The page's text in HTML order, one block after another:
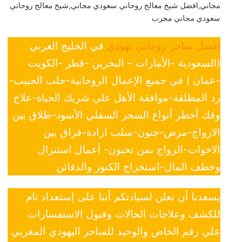
مجاني,افضل شيخ معالج روحاني سعودي مجاني,شيخ معالج روحاني
سعودي مجاني مجرب
افضل ساحر روحاني يهودي في الخليج العربي
(السعودية -الأمارات – البحرين -قطر -الكويت
-عمان ) في جميع الإعمال الروحانية-جلب الحبيب-
رد المطلقة-موافقة الأهل علي شريك الحياة-علاج
وفك أخطر أنواع السحر السفلي الأسود-طلاق بين
الازواج-مرض-جنون-سلب ارادة-فراق بين
الاخوات-الزواج بمن تحبون- أعمال استنزال
وخطف المال-استخراج الكنوز والدفائن
يسعدنا أن نعلن لسيادتكم أننا على إستعداد تام
للكشف وعلاجات الحالات وقبول الاستفسارات
علي رقم الخاص والوحيد للساحر اليهودي المغربي